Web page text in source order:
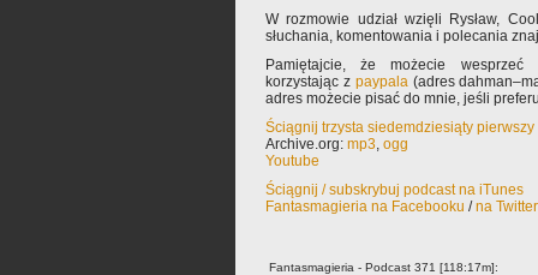
W rozmowie udział wzięli Rysław,
słuchania, komentowania i polecania
Pamiętajcie, że możecie wesprzeć
korzystając z paypala(adres
adres możecie pisać do mnie, jeśli
Ściągnij trzysta siedemdziesiąty
Archive.org: mp3, ogg
Youtube
Ściągnij / subskrybuj podcast na iTunes
Fantasmagieria na Facebooku /na
Fantasmagieria - Podcast 371 [118:17m]: